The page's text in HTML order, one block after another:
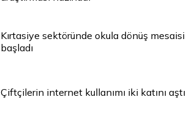
Kırtasiye sektöründe okula dönüş mesaisi
başladı
Çiftçilerin internet kullanımı iki katını aştı